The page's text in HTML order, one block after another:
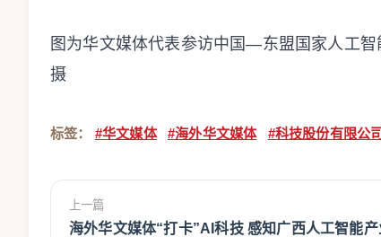
图为华文媒体代表参访中国—东盟国家人工
摄
标签： #华文媒体 #海外华文媒体 #科技股份有限公司
上一篇
海外华文媒体“打卡”AI科技 感知广西人工智能产